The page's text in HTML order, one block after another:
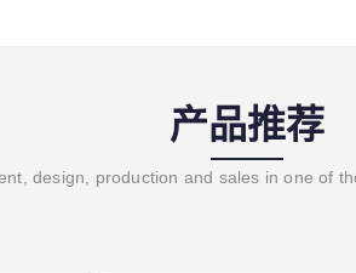
产品推荐
design, production and sales in one of